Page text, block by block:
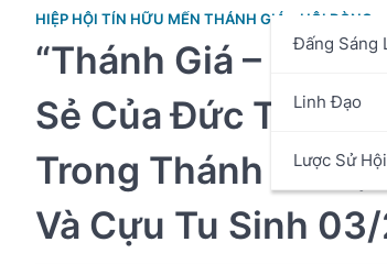
Đấng Sáng
Linh Đạo
Lược Sử Hội
HIỆP HỘI TÍN HỮU MẾN THÁNH GIÁ HỘI DÒNG
“Thánh Giá – Con
Sẻ Của Đức Tổng
Trong Thánh Lễ
Và Cựu Tu Sinh